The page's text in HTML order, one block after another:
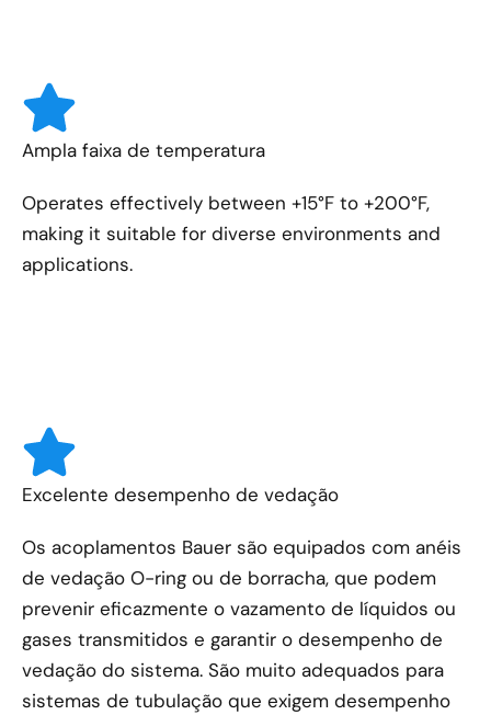
Ampla faixa de temperatura
Operates effectively between +15°F to +200°F,
making it suitable for diverse environments and
applications.
Excelente desempenho de vedação
Os acoplamentos Bauer são equipados com anéis
de vedação O-ring ou de borracha, que podem
prevenir eficazmente o vazamento de líquidos ou
gases transmitidos e garantir o desempenho de
vedação do sistema. São muito adequados para
sistemas de tubulação que exigem desempenho